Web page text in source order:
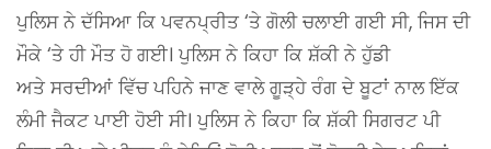
ਪੁਲਿਸ ਨੇ ਦੱਸਿਆ ਕਿ ਪਵਨਪ੍ਰੀਤ ‘ਤੇ ਗੋਲੀ ਚਲਾਈ ਗਈ ਸੀ, ਜਿਸ ਦੀ
ਮੌਕੇ ‘ਤੇ ਹੀ ਮੌਤ ਹੋ ਗਈ। ਪੁਲਿਸ ਨੇ ਕਿਹਾ ਕਿ ਸ਼ੱਕੀ ਨੇ ਹੁੱਡੀ
ਅਤੇਸਰਦੀਆਂ ਵਿੱਚ ਪਹਿਨੇ ਜਾਣ ਵਾਲੇ ਗੂੜ੍ਹੇ ਰੰਗ ਦੇ ਬੂਟਾਂ ਨਾਲ ਇੱਕ
ਲੰਮੀ ਜੈਕਟ ਪਾਈ ਹੋਈ ਸੀ।ਪੁਲਿਸ ਨੇ ਕਿਹਾ ਕਿ ਸ਼ੱਕੀ ਸਿਗਰਟ ਪੀ